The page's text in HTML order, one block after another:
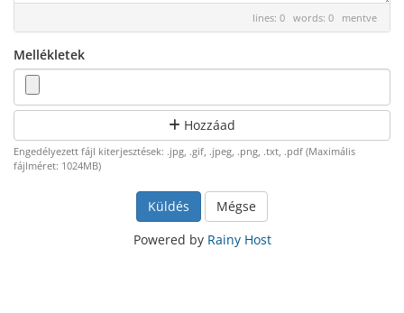
lines: 0 words: 0 mentve
Mellékletek
Hozzáad
Engedélyezett fájl kiterjesztések: .jpg, .gif, .jpeg, .png, .txt, .pdf (Maximális
fájlméret: 1024MB)
Mégse
Powered by Rainy Host